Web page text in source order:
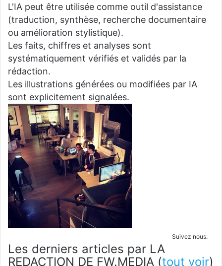
L'IA peut être utilisée comme outil d'assistance
(traduction, synthèse, recherche documentaire
ou amélioration stylistique).
Les faits, chiffres et analyses sont
systématiquement vérifiés et validés par la
rédaction.
Les illustrations générées ou modifiées par IA
sont explicitement signalées.
Suivez nous:
Les derniers articles par LA
REDACTION DE FW.MEDIA (tout voir)